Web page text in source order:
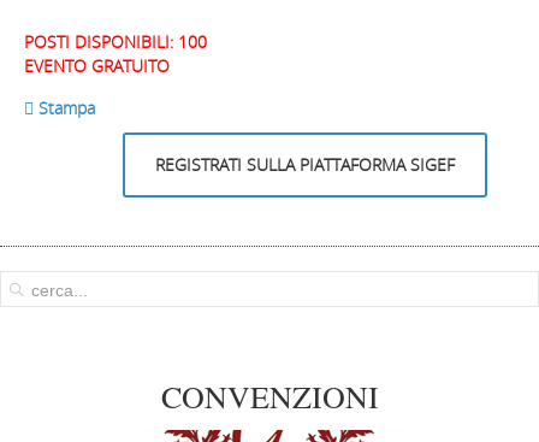
POSTI DISPONIBILI: 100
EVENTO GRATUITO
REGISTRATI SULLA PIATTAFORMA SIGEF
 Stampa
CONVENZIONI